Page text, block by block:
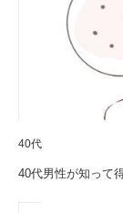
40代
40代男性が知って